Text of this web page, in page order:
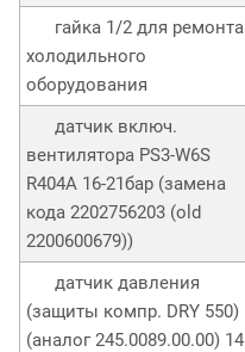
гайка 1/2 для ремонта
холодильного
оборудования
датчик включ.
вентилятора PS3-W6S
R404A 16-21бар (замена
кода 2202756203 (old
2200600679))
датчик давления
(защиты компр. DRY 550)
(аналог 245.0089.00.00) 14